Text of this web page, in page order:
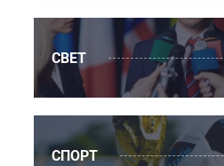
СВЕТ
СПОРТ